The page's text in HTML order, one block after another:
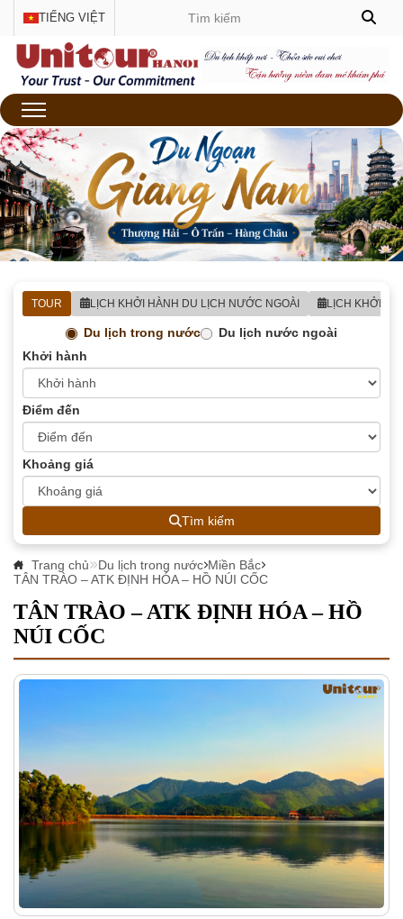
TIẾNG VIỆT
TOUR LỊCH KHỞI HÀNH DU LỊCH NƯỚC NGOÀI LỊCH KHỞI
Du lịch trong nước
Du lịch nước ngoài
Khởi hành
Điểm đến
Khoảng giá
Tìm kiếm
Trang chủ Du lịch trong nước Miền Bắc
TÂN TRÀO – ATK ĐỊNH HÓA – HỒ NÚI CỐC
TÂN TRÀO – ATK ĐỊNH HÓA – HỒ
NÚI CỐC